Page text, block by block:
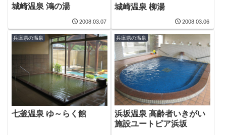
城崎温泉 鴻の湯
2008.03.07
城崎温泉 柳湯
2008.03.06
兵庫県の温泉
七釜温泉 ゆ～らく館
兵庫県の温泉
浜坂温泉 高齢者いきがい
施設ユートピア浜坂